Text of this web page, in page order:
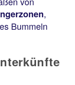
,
Bummeln